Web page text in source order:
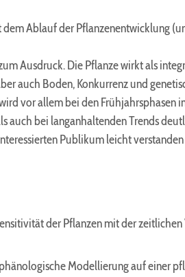
Ablauf der Pflanzenentwicklung
Ausdruck. Die Pflanze wirkt als
auch Boden, Konkurrenz und
vor allem bei den Frühjahrsphasen
bei langanhaltenden Trends
Publikum leicht
der Pflanzen mit der
Modellierung auf einer